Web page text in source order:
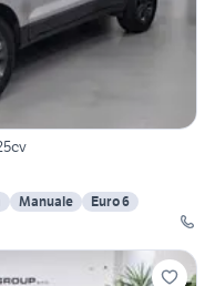
Manuale
Euro 6